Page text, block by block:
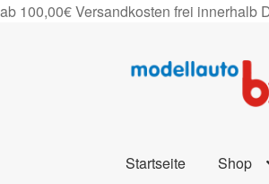
ab 100,00€ Versandkosten frei innerhalb
Zur
Zum
Startseite Shop